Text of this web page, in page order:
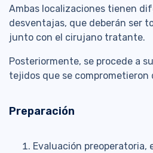
Ambas localizaciones tienen
desventajas, que deberán ser
junto con el cirujano tratante.
Posteriormente, se procede a
tejidos que se comprometieron
Preparación
Evaluación preoperatoria,